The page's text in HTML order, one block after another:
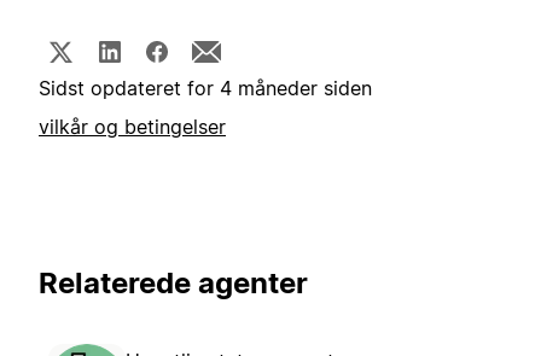
Sidst opdateret for 4 måneder siden
vilkår og betingelser
Relaterede agenter